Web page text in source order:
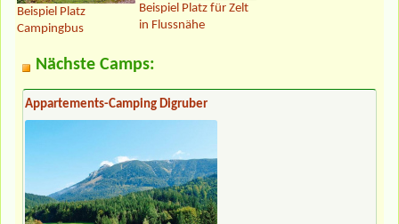
Beispiel Platz
Campingbus
Beispiel Platz für Zelt
in Flussnähe
Nächste Camps:
Appartements-Camping Digruber